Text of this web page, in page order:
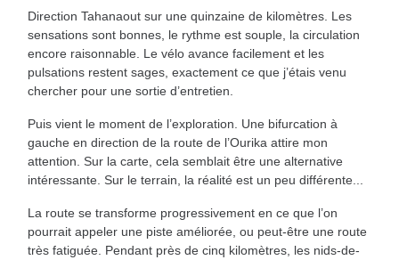
Direction Tahanaout sur une quinzaine de kilomètres. Les
sensations sont bonnes, le rythme est souple, la circulation
encore raisonnable. Le vélo avance facilement et les
pulsations restent sages, exactement ce que j’étais venu
chercher pour une sortie d’entretien.
Puis vient le moment de l’exploration. Une bifurcation à
gauche en direction de la route de l’Ourika attire mon
attention. Sur la carte, cela semblait être une alternative
intéressante. Sur le terrain, la réalité est un peu différente...
La route se transforme progressivement en ce que l’on
pourrait appeler une piste améliorée, ou peut-être une route
très fatiguée. Pendant près de cinq kilomètres, les nids-de-